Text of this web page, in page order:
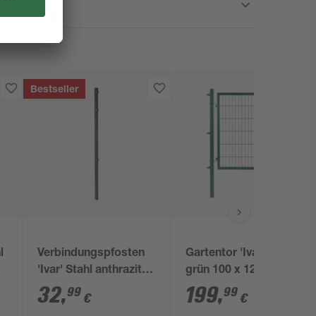
Bestseller
Verbindungspfosten
'Ivar' Stahl anthrazit
170 x 4 x 4 cm
32,99 €
Gartentor 'Ivar' Stahl
grün 100 x 120 cm
199,99 €